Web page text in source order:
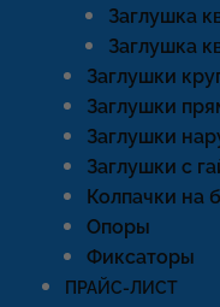
Заглушка
Заглушка
Заглушки
Заглушки
Заглушки
Заглушки с
Колпачки на
Опоры
Фиксаторы
ПРАЙС-ЛИСТ